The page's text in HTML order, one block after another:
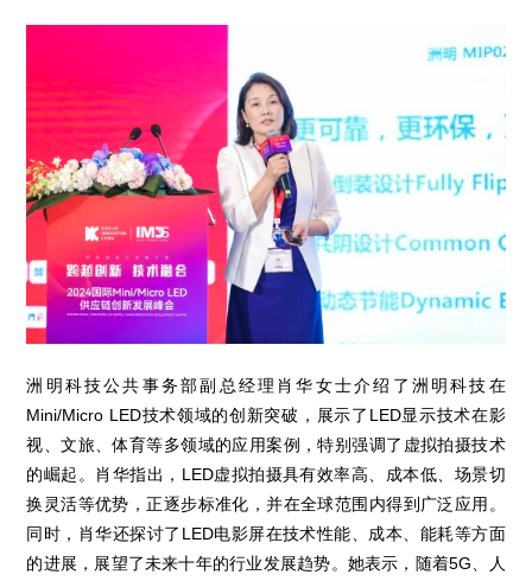
洲明科技公共事务部副总经理肖华女士介绍了洲明科技在
Mini/Micro LED技术领域的创新突破，展示了LED显示技术在影
视、文旅、体育等多领域的应用案例，特别强调了虚拟拍摄技术
的崛起。肖华指出，LED虚拟拍摄具有效率高、成本低、场景切
换灵活等优势，正逐步标准化，并在全球范围内得到广泛应用。
同时，肖华还探讨了LED电影屏在技术性能、成本、能耗等方面
的进展，展望了未来十年的行业发展趋势。她表示，随着5G、人